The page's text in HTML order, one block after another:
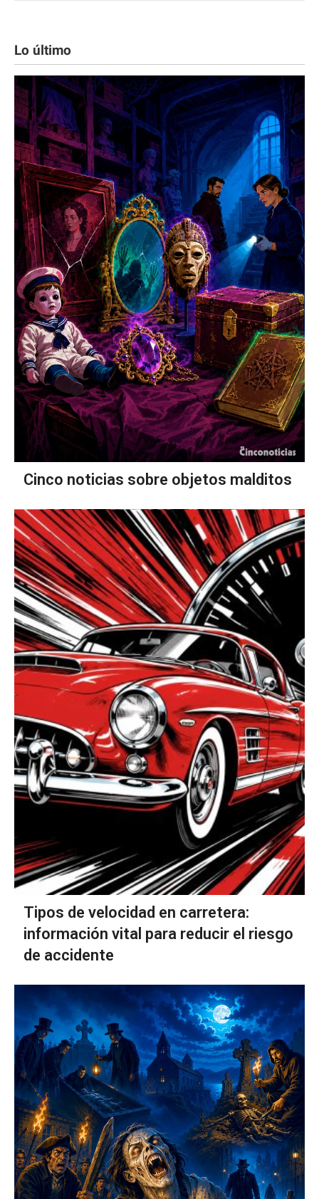
Lo último
Cinco noticias sobre objetos malditos
Tipos de velocidad en carretera:
información vital para reducir el riesgo
de accidente